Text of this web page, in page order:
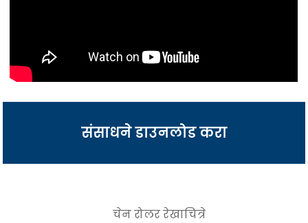
संसाधने डाउनलोड करा
चेन रोलर रेखाचित्रे